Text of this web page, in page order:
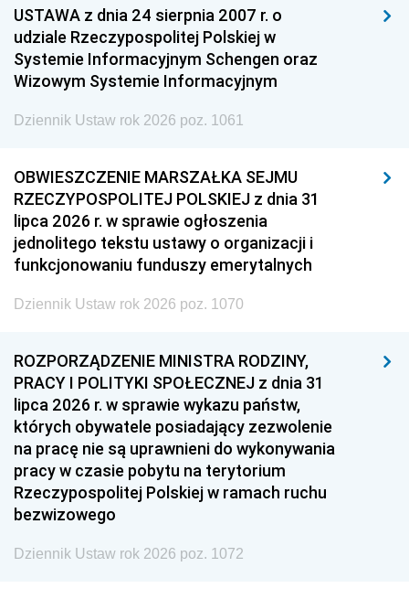
USTAWA z dnia 24 sierpnia 2007 r. o
udziale Rzeczypospolitej Polskiej w
Systemie Informacyjnym Schengen oraz
Wizowym Systemie Informacyjnym
Dziennik Ustaw rok 2026 poz. 1061
OBWIESZCZENIE MARSZAŁKA SEJMU
RZECZYPOSPOLITEJ POLSKIEJ z dnia 31
lipca 2026 r. w sprawie ogłoszenia
jednolitego tekstu ustawy o organizacji i
funkcjonowaniu funduszy emerytalnych
Dziennik Ustaw rok 2026 poz. 1070
ROZPORZĄDZENIE MINISTRA RODZINY,
PRACY I POLITYKI SPOŁECZNEJ z dnia 31
lipca 2026 r. w sprawie wykazu państw,
których obywatele posiadający zezwolenie
na pracę nie są uprawnieni do wykonywania
pracy w czasie pobytu na terytorium
Rzeczypospolitej Polskiej w ramach ruchu
bezwizowego
Dziennik Ustaw rok 2026 poz. 1072